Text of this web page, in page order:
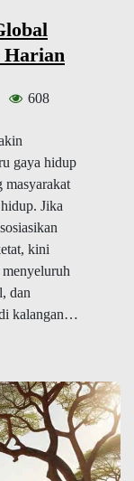
Harian
608
gaya hidup
masyarakat
Jika
kini
dan
kalangan…